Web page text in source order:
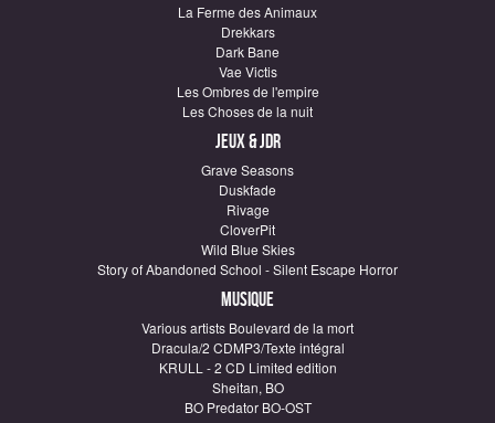
La Ferme des Animaux
Drekkars
Dark Bane
Vae Victis
Les Ombres de l'empire
Les Choses de la nuit
Jeux & JDR
Grave Seasons
Duskfade
Rivage
CloverPit
Wild Blue Skies
Story of Abandoned School - Silent Escape Horror
Musique
Various artists Boulevard de la mort
Dracula/2 CDMP3/Texte intégral
KRULL - 2 CD Limited edition
Sheitan, BO
BO Predator BO-OST